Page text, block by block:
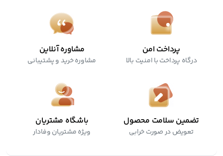
پرداخت امن
درگاه پرداخت با امنیت بالا
مشاوره آنلاین
مشاوره خرید و پشتیبانی
تضمین سلامت محصول
تعویض در صورت خرابی
باشگاه مشتریان
ویژه مشتریان وفادار